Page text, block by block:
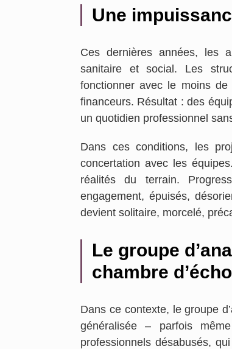
Une
Ces dernières années, les
sanitaire et social. Les
fonctionner avec le moins
financeurs. Résultat : des
un quotidien professionnel
Dans ces conditions, les
concertation avec les
réalités du terrain.
engagement, épuisés,
devient solitaire, morcelé,
Le groupe
chambre
Dans ce contexte, le groupe
généralisée – parfois
professionnels désabusés,